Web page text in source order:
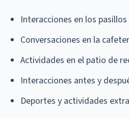
Interacciones en los pasillos
Conversaciones en la
Actividades en el patio de
Interacciones antes y
Deportes y actividades